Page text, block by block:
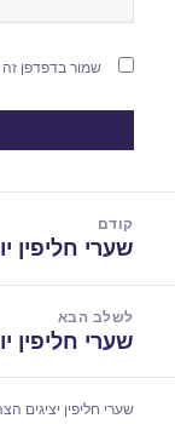
שמור בדפדפן
קודם
הפוסט
שערי חליפין
לשלב הבא
הפוסט
שערי חליפין
שערי חליפין יציגים